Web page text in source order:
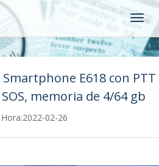
Smartphone E618 con PTT
memoria de 4/64 gb
Hora:2022-02-26